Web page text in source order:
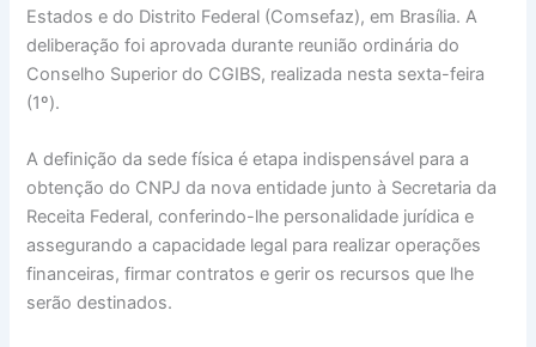
Estados e do Distrito Federal (Comsefaz), em Brasília. A
deliberação foi aprovada durante reunião ordinária do
Conselho Superior do CGIBS, realizada nesta sexta-feira
(1º).
A definição da sede física é etapa indispensável para a
obtenção do CNPJ da nova entidade junto à Secretaria da
Receita Federal, conferindo-lhe personalidade jurídica e
assegurando a capacidade legal para realizar operações
financeiras, firmar contratos e gerir os recursos que lhe
serão destinados.